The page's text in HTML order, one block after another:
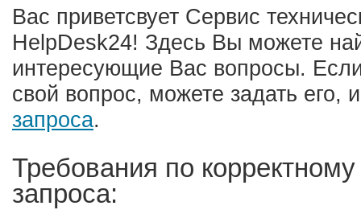
Вас приветсвует Сервис
HelpDesk24! Здесь Вы можете
интересующие Вас вопросы.
свой вопрос, можете задать его,
запроса.
Требования по
запроса: